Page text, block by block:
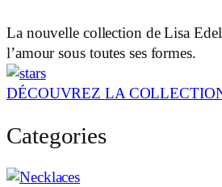
La nouvelle collection de Lisa
l’amour sous toutes ses formes.
DÉCOUVREZ LA
Categories